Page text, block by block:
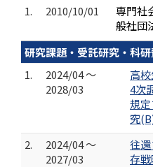
1.
2010/10/01
専門社
般社団
研究課題・受託研究・科研
1.
2024/04 ～
2028/03
高
4次
規
究
2.
2024/04 ～
2027/03
往
存